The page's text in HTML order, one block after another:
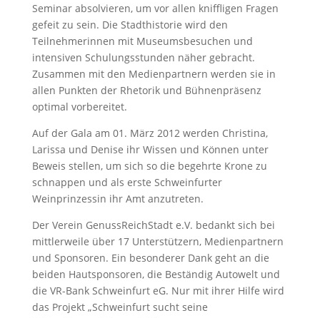
Seminar absolvieren, um vor allen kniffligen Fragen
gefeit zu sein. Die Stadthistorie wird den
Teilnehmerinnen mit Museumsbesuchen und
intensiven Schulungsstunden näher gebracht.
Zusammen mit den Medienpartnern werden sie in
allen Punkten der Rhetorik und Bühnenpräsenz
optimal vorbereitet.
Auf der Gala am 01. März 2012 werden Christina,
Larissa und Denise ihr Wissen und Können unter
Beweis stellen, um sich so die begehrte Krone zu
schnappen und als erste Schweinfurter
Weinprinzessin ihr Amt anzutreten.
Der Verein GenussReichStadt e.V. bedankt sich bei
mittlerweile über 17 Unterstützern, Medienpartnern
und Sponsoren. Ein besonderer Dank geht an die
beiden Hautsponsoren, die Beständig Autowelt und
die VR-Bank Schweinfurt eG. Nur mit ihrer Hilfe wird
das Projekt „Schweinfurt sucht seine